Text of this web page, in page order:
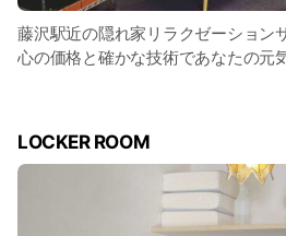
藤沢駅近の隠れ家リラクゼーション
心の価格と確かな技術であなたの元
LOCKER ROOM